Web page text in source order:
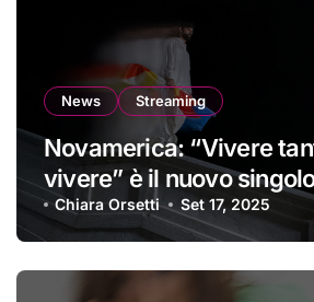
News Streaming
Novamerica: “Vivere
vivere” è il nuovo
Chiara Orsetti Set 17, 2025